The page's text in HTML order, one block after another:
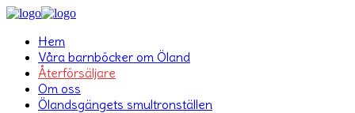
Hem
Våra barnböcker om Öland
Återförsäljare
Om oss
Ölandsgängets smultronställen